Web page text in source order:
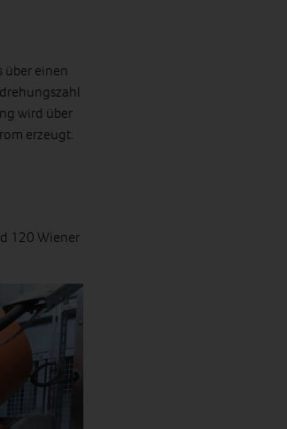
über einen
wird über
erzeugt.
120 Wiener